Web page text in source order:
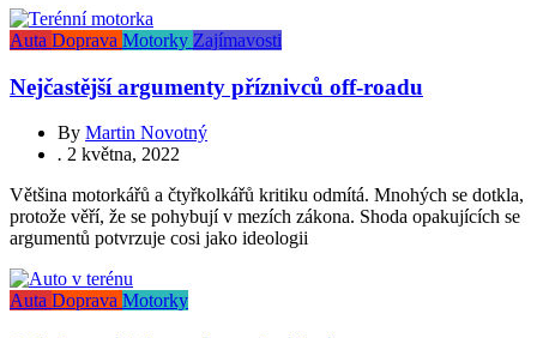
Auta Doprava Motorky Zajímavosti
Nejčastější argumenty příznivců off-roadu
By Martin Novotný
. 2 května, 2022
Většina motorkářů a čtyřkolkářů kritiku odmítá. Mnohých se dotkla,
protože věří, že se pohybují v mezích zákona. Shoda opakujících se
argumentů potvrzuje cosi jako ideologii
Auta Doprava Motorky